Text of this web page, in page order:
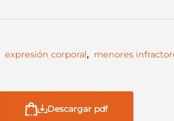
expresión corporal, menores
Descargar pdf